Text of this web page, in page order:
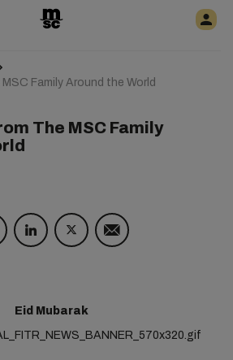
Family Around the World
The MSC Family
Eid Mubarak